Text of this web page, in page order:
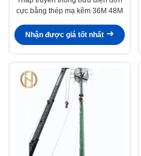
cực bằng thép mạ kẽm 36M 48M
Nhận được giá tốt nhất